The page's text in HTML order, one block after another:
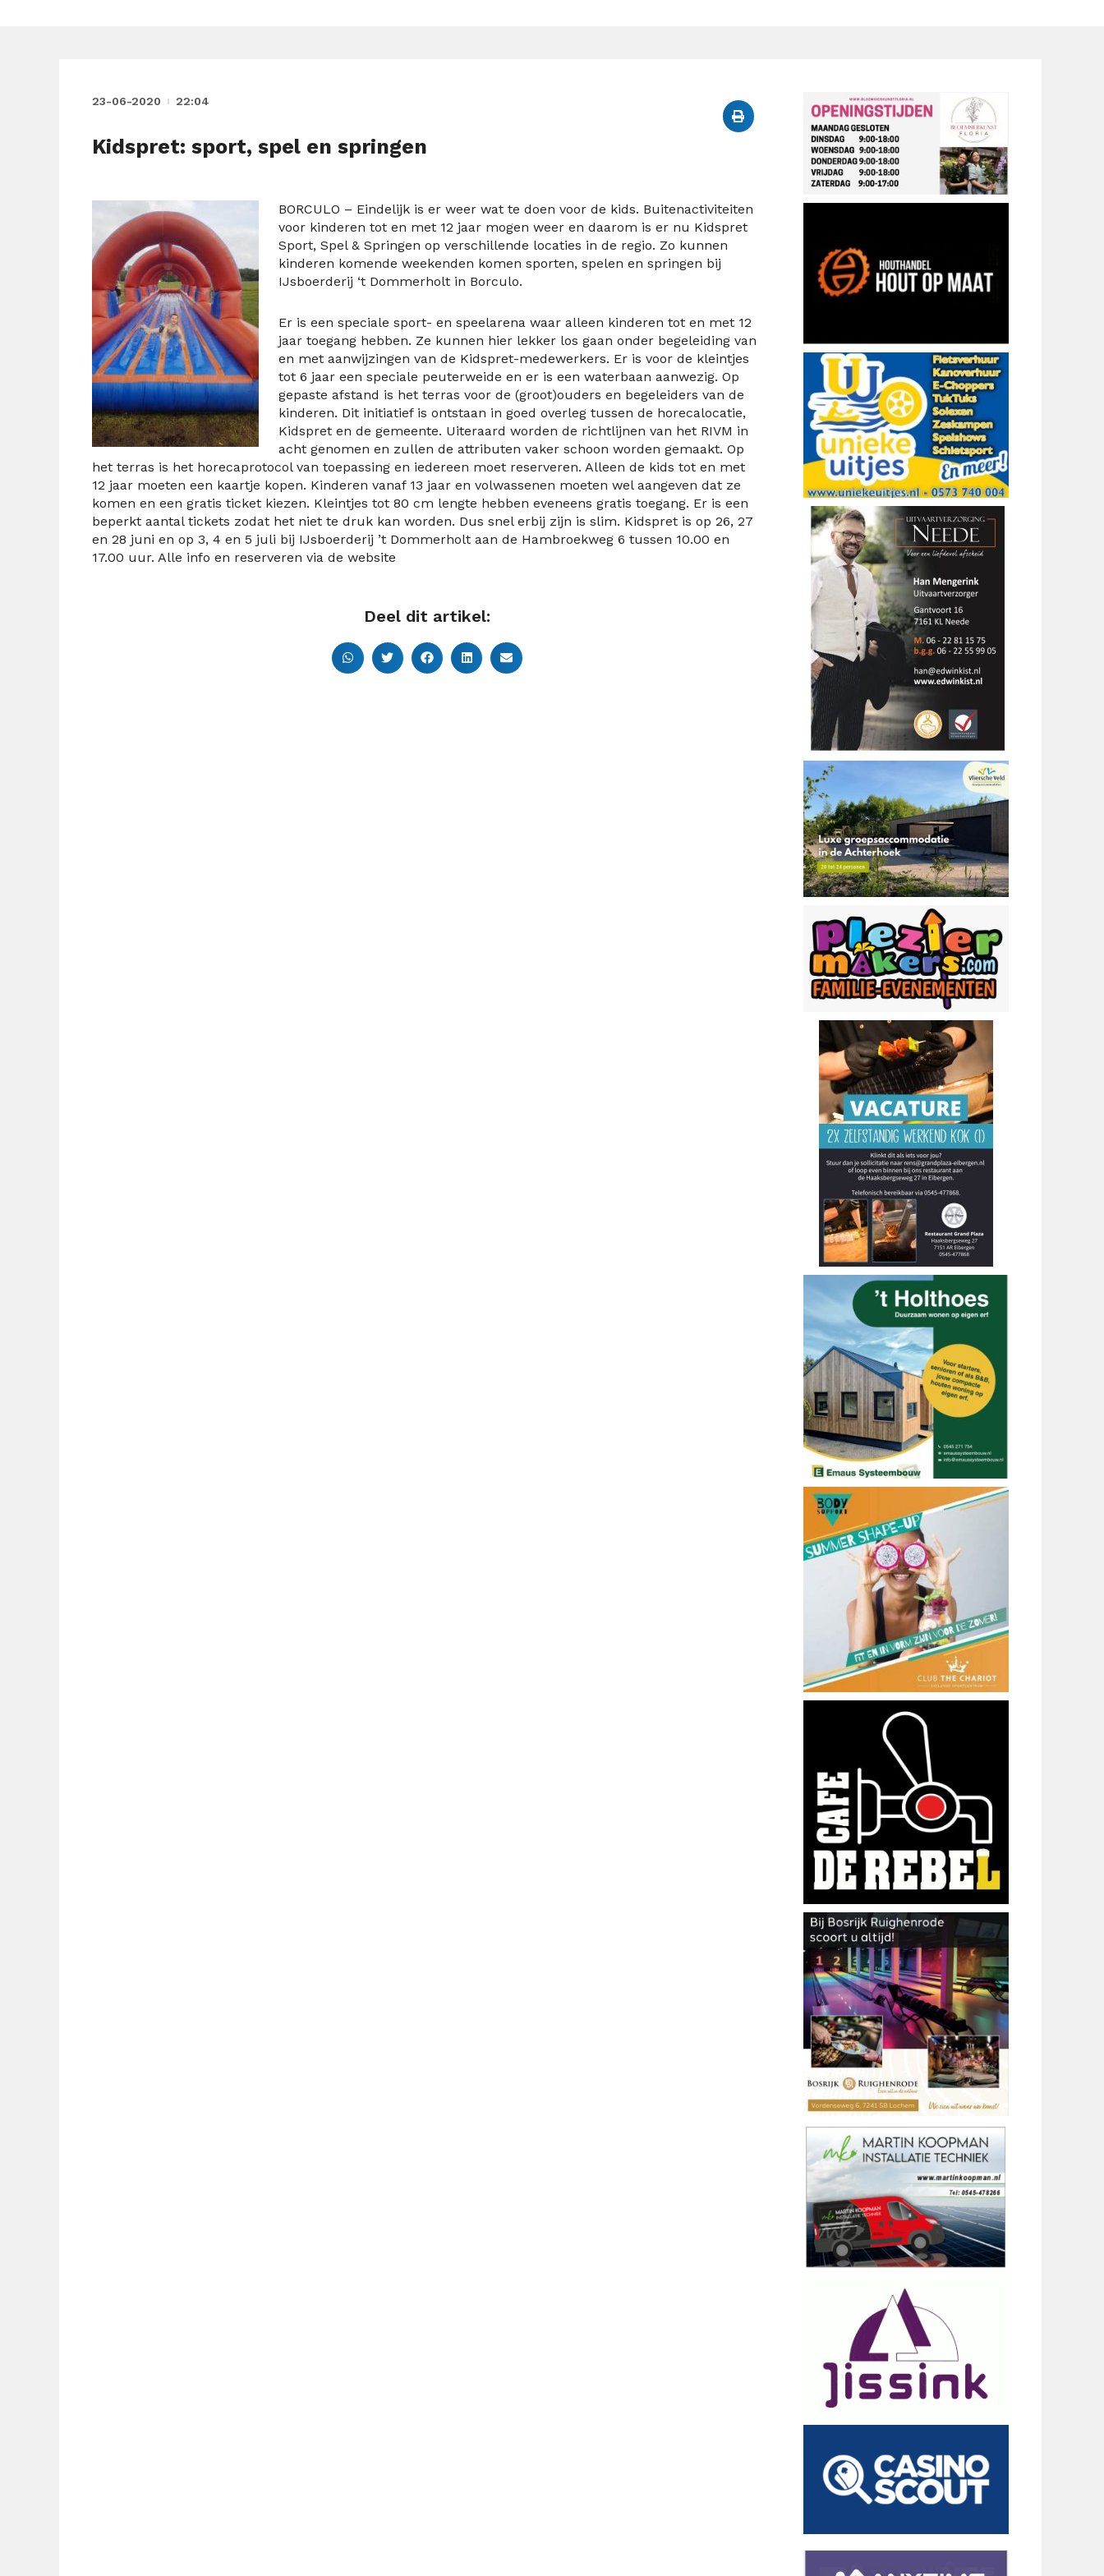
23-06-2020 22:04
Kidspret: sport, spel en springen
BORCULO – Eindelijk is er weer wat te doen voor de kids. Buitenactiviteiten
voor kinderen tot en met 12 jaar mogen weer en daarom is er nu Kidspret
Sport, Spel & Springen op verschillende locaties in de regio. Zo kunnen
kinderen komende weekenden komen sporten, spelen en springen bij
IJsboerderij ‘t Dommerholt in Borculo.
Er is een speciale sport- en speelarena waar alleen kinderen tot en met 12
jaar toegang hebben. Ze kunnen hier lekker los gaan onder begeleiding van
en met aanwijzingen van de Kidspret-medewerkers. Er is voor de kleintjes
tot 6 jaar een speciale peuterweide en er is een waterbaan aanwezig. Op
gepaste afstand is het terras voor de (groot)ouders en begeleiders van de
kinderen. Dit initiatief is ontstaan in goed overleg tussen de horecalocatie,
Kidspret en de gemeente. Uiteraard worden de richtlijnen van het RIVM in
acht genomen en zullen de attributen vaker schoon worden gemaakt. Op
het terras is het horecaprotocol van toepassing en iedereen moet reserveren. Alleen de kids tot en met
12 jaar moeten een kaartje kopen. Kinderen vanaf 13 jaar en volwassenen moeten wel aangeven dat ze
komen en een gratis ticket kiezen. Kleintjes tot 80 cm lengte hebben eveneens gratis toegang. Er is een
beperkt aantal tickets zodat het niet te druk kan worden. Dus snel erbij zijn is slim. Kidspret is op 26, 27
en 28 juni en op 3, 4 en 5 juli bij IJsboerderij ’t Dommerholt aan de Hambroekweg 6 tussen 10.00 en
17.00 uur. Alle info en reserveren via de website
Deel dit artikel: